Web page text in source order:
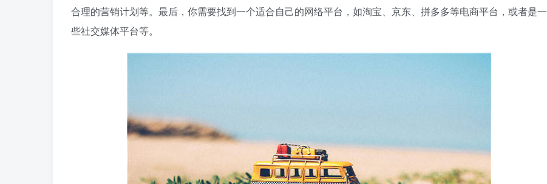
合理的营销计划等。最后，你需要找到一个适合自己的网络平台，如淘宝、京东、拼多多等电商平台，或者是一
些社交媒体平台等。